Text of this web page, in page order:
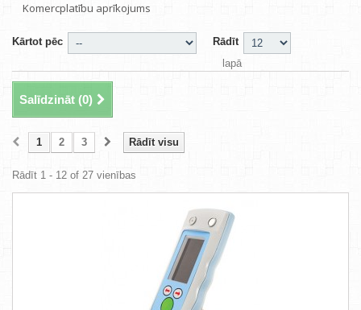
Komercplatību aprīkojums
Kārtot pēc
Rādīt
lapā
Salīdzināt (0)
Rādīt visu
1 2 3
Rādīt 1 - 12 of 27 vienības